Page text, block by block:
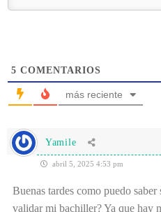
5 COMENTARIOS
más reciente
Yamile
abril 5, 2025 4:53 pm
Buenas tardes como puedo
validar mi bachiller? Ya que hay